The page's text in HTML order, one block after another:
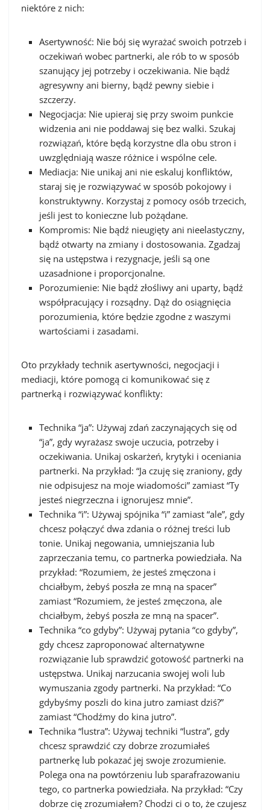
niektóre z nich:
Asertywność: Nie bój się wyrażać swoich potrzeb i
oczekiwań wobec partnerki, ale rób to w sposób
szanujący jej potrzeby i oczekiwania. Nie bądź
agresywny ani bierny, bądź pewny siebie i
szczerzy.
Negocjacja: Nie upieraj się przy swoim punkcie
widzenia ani nie poddawaj się bez walki. Szukaj
rozwiązań, które będą korzystne dla obu stron i
uwzględniają wasze różnice i wspólne cele.
Mediacja: Nie unikaj ani nie eskaluj konfliktów,
staraj się je rozwiązywać w sposób pokojowy i
konstruktywny. Korzystaj z pomocy osób trzecich,
jeśli jest to konieczne lub pożądane.
Kompromis: Nie bądź nieugięty ani nieelastyczny,
bądź otwarty na zmiany i dostosowania. Zgadzaj
się na ustępstwa i rezygnacje, jeśli są one
uzasadnione i proporcjonalne.
Porozumienie: Nie bądź złośliwy ani uparty, bądź
współpracujący i rozsądny. Dąż do osiągnięcia
porozumienia, które będzie zgodne z waszymi
wartościami i zasadami.
Oto przykłady technik asertywności, negocjacji i
mediacji, które pomogą ci komunikować się z
partnerką i rozwiązywać konflikty:
Technika “ja”: Używaj zdań zaczynających się od
“ja”, gdy wyrażasz swoje uczucia, potrzeby i
oczekiwania. Unikaj oskarżeń, krytyki i oceniania
partnerki. Na przykład: “Ja czuję się zraniony, gdy
nie odpisujesz na moje wiadomości” zamiast “Ty
jesteś niegrzeczna i ignorujesz mnie”.
Technika “i”: Używaj spójnika “i” zamiast “ale”, gdy
chcesz połączyć dwa zdania o różnej treści lub
tonie. Unikaj negowania, umniejszania lub
zaprzeczania temu, co partnerka powiedziała. Na
przykład: “Rozumiem, że jesteś zmęczona i
chciałbym, żebyś poszła ze mną na spacer”
zamiast “Rozumiem, że jesteś zmęczona, ale
chciałbym, żebyś poszła ze mną na spacer”.
Technika “co gdyby”: Używaj pytania “co gdyby”,
gdy chcesz zaproponować alternatywne
rozwiązanie lub sprawdzić gotowość partnerki na
ustępstwa. Unikaj narzucania swojej woli lub
wymuszania zgody partnerki. Na przykład: “Co
gdybyśmy poszli do kina jutro zamiast dziś?”
zamiast “Chodźmy do kina jutro”.
Technika “lustra”: Używaj techniki “lustra”, gdy
chcesz sprawdzić czy dobrze zrozumiałeś
partnerkę lub pokazać jej swoje zrozumienie.
Polega ona na powtórzeniu lub sparafrazowaniu
tego, co partnerka powiedziała. Na przykład: “Czy
dobrze cię zrozumiałem? Chodzi ci o to, że czujesz